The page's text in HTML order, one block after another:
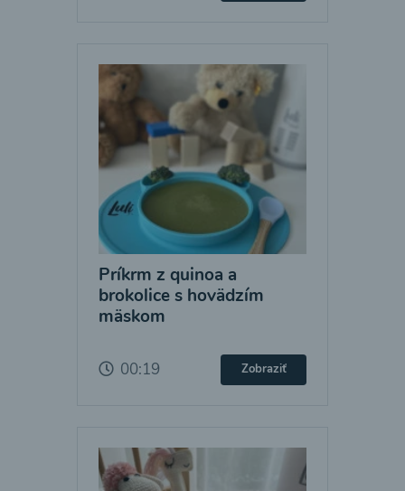
Príkrm z quinoa a
brokolice s hovädzím
mäskom
00:19 Zobraziť